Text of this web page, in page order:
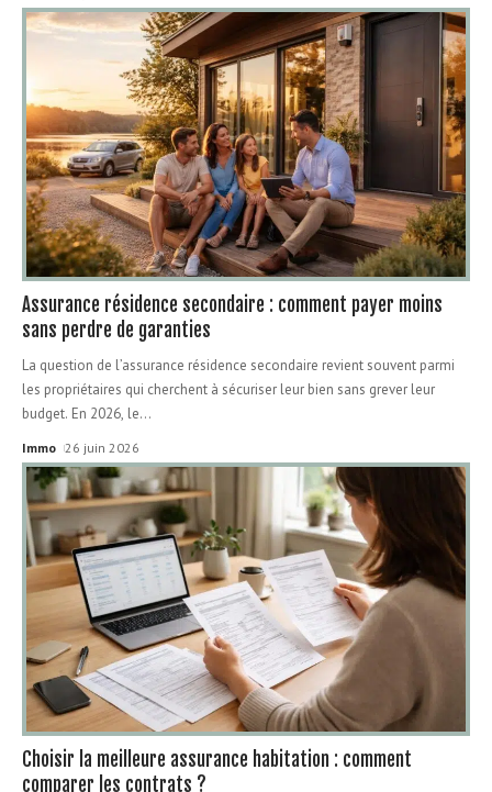
Assurance résidence secondaire : comment payer moins
sans perdre de garanties
La question de l’assurance résidence secondaire revient souvent parmi
les propriétaires qui cherchent à sécuriser leur bien sans grever leur
budget. En 2026, le…
Immo 26 juin 2026
Choisir la meilleure assurance habitation : comment
comparer les contrats ?